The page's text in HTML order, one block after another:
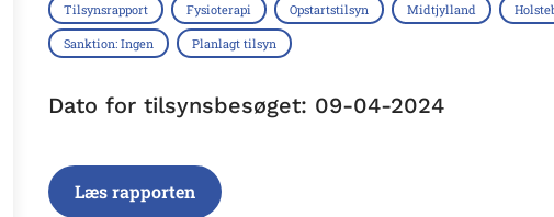
Tilsynsrapport Fysioterapi Opstartstilsyn Midtjylland
Sanktion: Ingen Planlagt tilsyn
Dato for tilsynsbesøget: 09-04-2024
Læs rapporten